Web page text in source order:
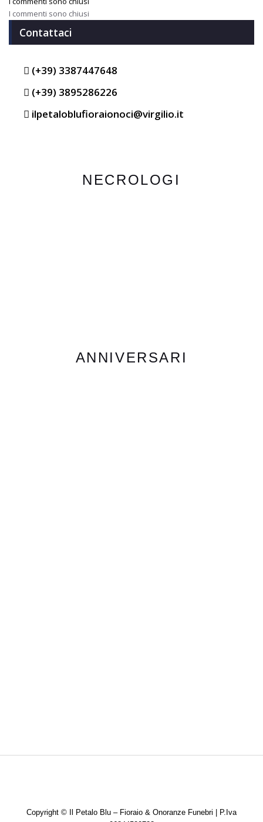
I commenti sono chiusi
Contattaci
(+39) 3387447648
(+39) 3895286226
ilpetaloblufioraionoci@virgilio.it
NECROLOGI
ANNIVERSARI
Copyright ©
Il Petalo Blu – Fioraio & Onoranze Funebri | P.Iva